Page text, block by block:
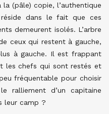
(pâle) copie, l’authentique
dans le fait que ces
demeurent isolés. L’arbre
ceux qui restent à gauche,
à gauche. Il est frappant
les chefs qui sont restés et
fréquentable pour choisir
ralliement d’un capitaine
leur camp ?